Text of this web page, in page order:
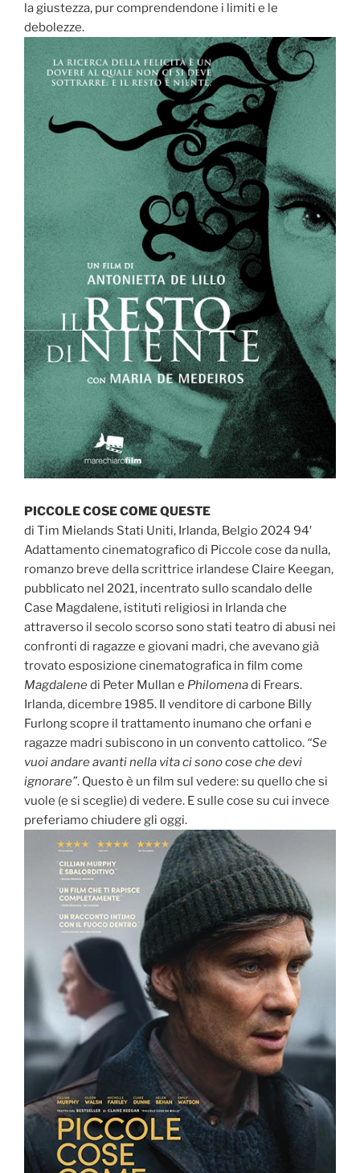
la giustezza, pur comprendendone i limiti e le
debolezze.
PICCOLE COSE COME QUESTE
di Tim Mielands Stati Uniti, Irlanda, Belgio 2024 94′
Adattamento cinematografico di Piccole cose da nulla,
romanzo breve della scrittrice irlandese Claire Keegan,
pubblicato nel 2021, incentrato sullo scandalo delle
Case Magdalene, istituti religiosi in Irlanda che
attraverso il secolo scorso sono stati teatro di abusi nei
confronti di ragazze e giovani madri, che avevano già
trovato esposizione cinematografica in film come
Magdalenedi Peter Mullan e Philomenadi Frears.
Irlanda, dicembre 1985. Il venditore di carbone Billy
Furlong scopre il trattamento inumano che orfani e
ragazze madri subiscono in un convento cattolico. “Se
vuoi andare avanti nella vita ci sono cose che devi
ignorare”. Questo è un film sul vedere: su quello che si
vuole (e si sceglie) di vedere. E sulle cose su cui invece
preferiamo chiudere gli oggi.